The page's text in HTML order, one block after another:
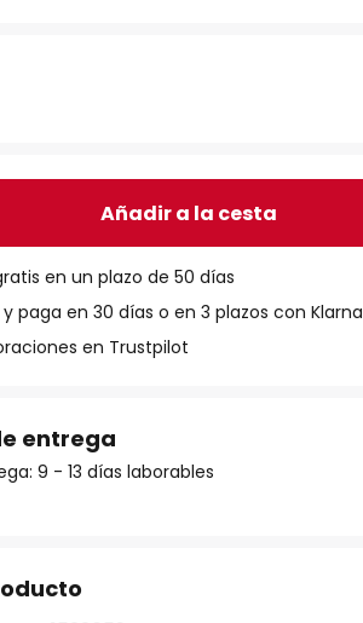
Añadir a la cesta
en un plazo de 50 días
paga en 30 días o en 3 plazos con Klarna
en Trustpilot
entrega
9 - 13 días laborables